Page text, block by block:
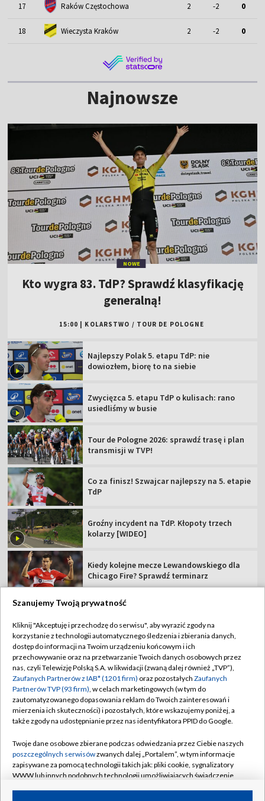
17 Raków Częstochowa 2 -2 0
18 Wieczysta Kraków 2 -2 0
Najnowsze
NOWE
Kto wygra 83. TdP? Sprawdź klasyfikację
generalną!
15:00 KOLARSTWO / TOUR DE POLOGNE
Najlepszy Polak 5. etapu TdP: nie
dowiozłem, biorę to na siebie
Zwycięzca 5. etapu TdP o kulisach: rano
usiedliśmy w busie
Tour de Pologne 2026: sprawdź trasę i plan
transmisji w TVP!
Co za finisz! Szwajcar najlepszy na 5. etapie
TdP
Groźny incydent na TdP. Kłopoty trzech
kolarzy [WIDEO]
Kiedy kolejne mecze Lewandowskiego dla
Chicago Fire? Sprawdź terminarz
TVP
Abonament TVP
Sklep TVP
Biuro Reklamy
Oferta Handlowa
Emisja w TVP
Rada Programowa
Ogłoszenia przetargowe
Regulamin TVP
Polityka prywatności
Moje zgody
Biuro reklamy
Kanały
Szanujemy Twoją prywatność
Kliknij "Akceptuję i przechodzę do serwisu", aby wyrazić zgody na
korzystanie z technologii automatycznego śledzenia i zbierania danych,
dostęp do informacji na Twoim urządzeniu końcowym i ich
przechowywanie oraz na przetwarzanie Twoich danych osobowych przez
nas, czyli Telewizję Polską S.A. w likwidacji (zwaną dalej również „TVP”),
Zaufanych Partnerów z IAB* (1201 firm) oraz pozostałych Zaufanych
Partnerów TVP (93 firm), w celach marketingowych (w tym do
zautomatyzowanego dopasowania reklam do Twoich zainteresowań i
mierzenia ich skuteczności) i pozostałych, które wskazujemy poniżej, a
także zgody na udostępnianie przez nas identyfikatora PPID do Google.
Twoje dane osobowe zbierane podczas odwiedzania przez Ciebie naszych
poszczególnych serwisówzwanych dalej „Portalem”, w tym informacje
zapisywane za pomocą technologii takich jak: pliki cookie, sygnalizatory
WWW lub innych podobnych technologii umożliwiających świadczenie